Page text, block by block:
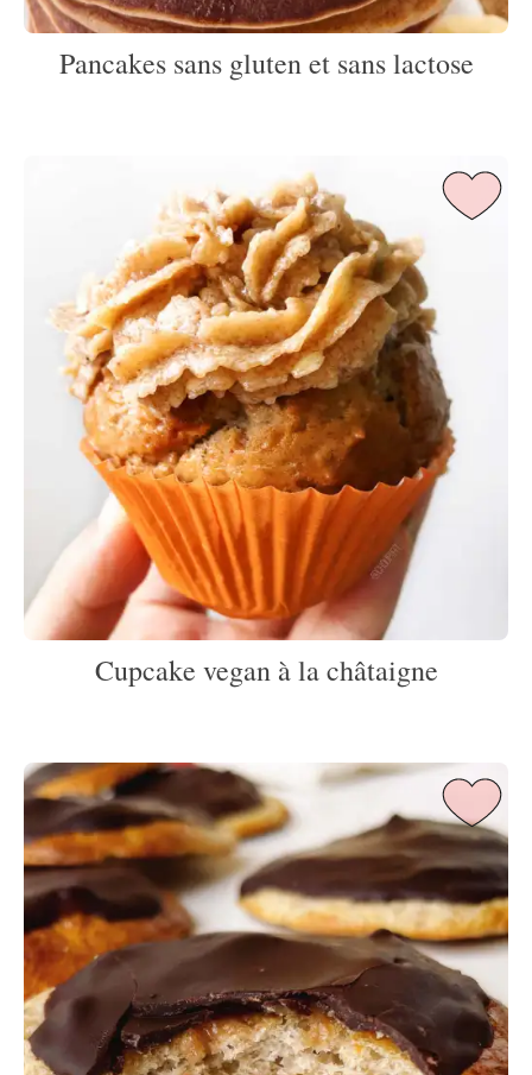
Pancakes sans gluten et sans lactose
Cupcake vegan à la châtaigne